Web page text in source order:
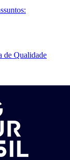
de Qualidade